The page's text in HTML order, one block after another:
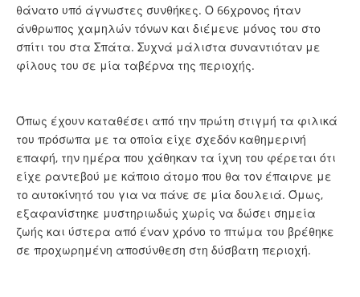
θάνατο υπό άγνωστες συνθήκες. Ο 66χρονος ήταν
άνθρωπος χαμηλών τόνων και διέμενε μόνος του στο
σπίτι του στα Σπάτα. Συχνά μάλιστα συναντιόταν με
φίλους του σε μία ταβέρνα της περιοχής.
Όπως έχουν καταθέσει από την πρώτη στιγμή τα φιλικά
του πρόσωπα με τα οποία είχε σχεδόν καθημερινή
επαφή, την ημέρα που χάθηκαν τα ίχνη του φέρεται ότι
είχε ραντεβού με κάποιο άτομο που θα τον έπαιρνε με
το αυτοκίνητό του για να πάνε σε μία δουλειά. Όμως,
εξαφανίστηκε μυστηριωδώς χωρίς να δώσει σημεία
ζωής και ύστερα από έναν χρόνο το πτώμα του βρέθηκε
σε προχωρημένη αποσύνθεση στη δύσβατη περιοχή.